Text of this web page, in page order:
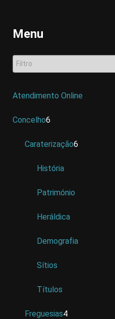
Menu
Atendimento Online
Concelho6
Caraterização6
História
Património
Heráldica
Demografia
Sítios
Títulos
Freguesias4